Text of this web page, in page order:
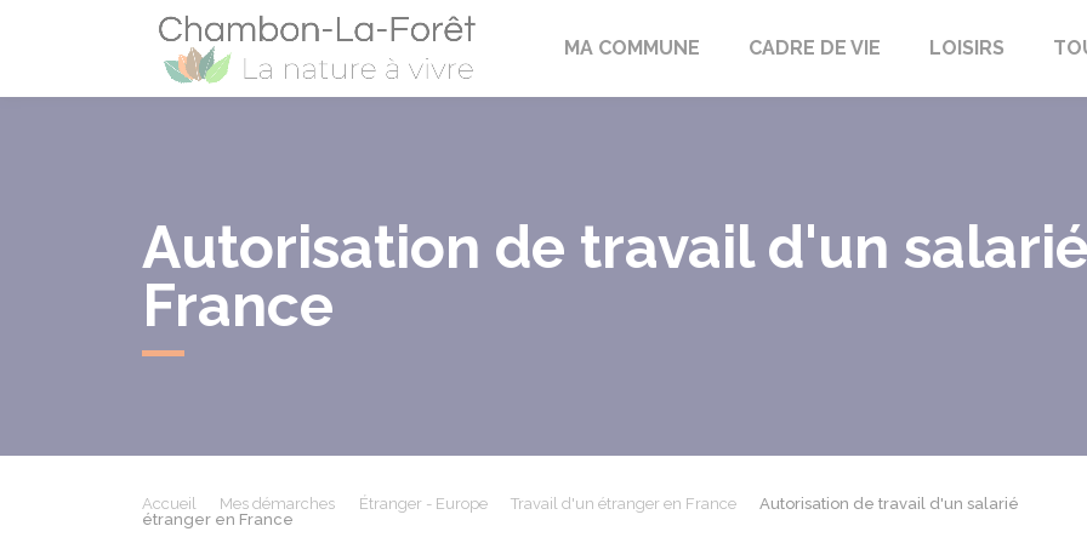
Chambon-la-Fôret
MA COMMUNE CADRE DE VIE LOISIRS
Autorisation de travail d'un
France
Accueil Mes démarches Étranger - Europe Travail d'un étranger en France
Autorisation de travail d'un salarié
étranger en France